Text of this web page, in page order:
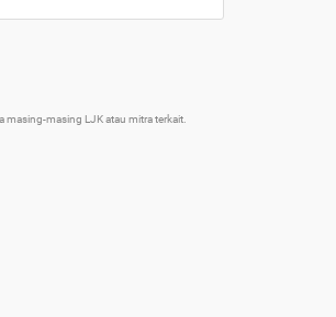
masing LJK atau mitra terkait.